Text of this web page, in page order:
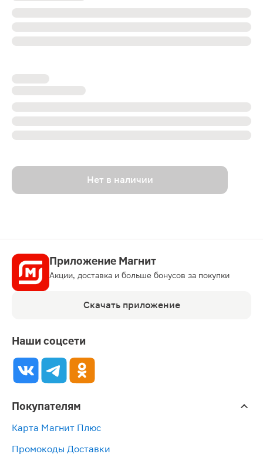
Нет в наличии
Приложение Магнит
Акции, доставка и больше бонусов за покупки
Скачать приложение
Наши соцсети
Покупателям
Карта Магнит Плюс
Промокоды Доставки